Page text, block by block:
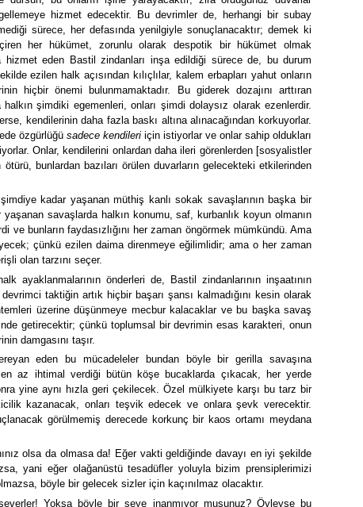
hizmet edecektir. Bu devrimler de, herhangi bir subay
sürece, her defasında yenilgiyle sonuçlanacaktır; demek ki
her hükümet, zorunlu olarak despotik bir hükümet olmak
hizmet eden Bastil zindanları inşa edildiği sürece de, bu durum
ezilen halk açısından kılıçlılar, kalem erbapları yahut onların
hiçbir önemi bulunmamaktadır. Bu giderek dozajını arttıran
şimdiki egemenleri, onları şimdi dolaysız olarak ezenlerdir.
kendilerinin daha fazla baskı altına alınacağından korkuyorlar.
özgürlüğü sadece kendileri için istiyorlar ve onlar sahip oldukları
Onlar, kendilerini onlardan daha ileri görenlerden [sosyalistler
bunlardan bazıları örülen duvarların gelecekteki etkilerinden
kadar yaşanan müthiş kanlı sokak savaşlarının başka bir
savaşlarda halkın konumu, saf, kurbanlık koyun olmanın
bunların faydasızlığını her zaman öngörmek mümkündü. Ama
çünkü ezilen daima direnmeye eğilimlidir; ama o her zaman
olan tarzını seçer.
ayaklanmalarının önderleri de, Bastil zindanlarının inşaatının
taktiğin artık hiçbir başarı şansı kalmadığını kesin olarak
üzerine düşünmeye mecbur kalacaklar ve bu başka savaş
getirecektir; çünkü toplumsal bir devrimin esas karakteri, onun
damgasını taşır.
eden bu mücadeleler bundan böyle bir gerilla savaşına
en az ihtimal verdiği bütün köşe bucaklarda çıkacak, her yerde
yine aynı hızla geri çekilecek. Özel mülkiyete karşı bu tarz bir
kazanacak, onları teşvik edecek ve onlara şevk verecektir.
görülmemiş derecede korkunç bir kaos ortamı meydana
olsa da olmasa da! Eğer vakti geldiğinde davayı en iyi şekilde
yani eğer olağanüstü tesadüfler yoluyla bizim prensiplerimizi
böyle bir gelecek sizler için kaçınılmaz olacaktır.
Yoksa böyle bir şeye inanmıyor musunuz? Öyleyse bu